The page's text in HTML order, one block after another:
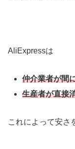
AliExpressは
仲介業者が間
生産者が直接
これによって安さ